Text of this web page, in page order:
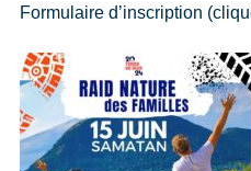
Formulaire d’inscription